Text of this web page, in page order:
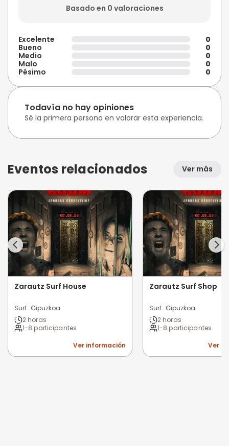
Basado en 0 valoraciones
Excelente
0
Bueno
0
Medio
0
Malo
0
Pésimo
0
Todavía no hay opiniones
Sé la primera persona en valorar esta experiencia.
Eventos relacionados Ver más
Zarautz Surf House
Surf · Gipuzkoa
2 horas
1-8 participantes
Ver información
Zarautz Surf Shop
Surf · Gipuzkoa
2 horas
1-8 participantes
Ver